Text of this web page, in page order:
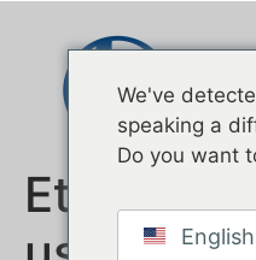
Etiketë:
We've
speaking a
Do you want
English